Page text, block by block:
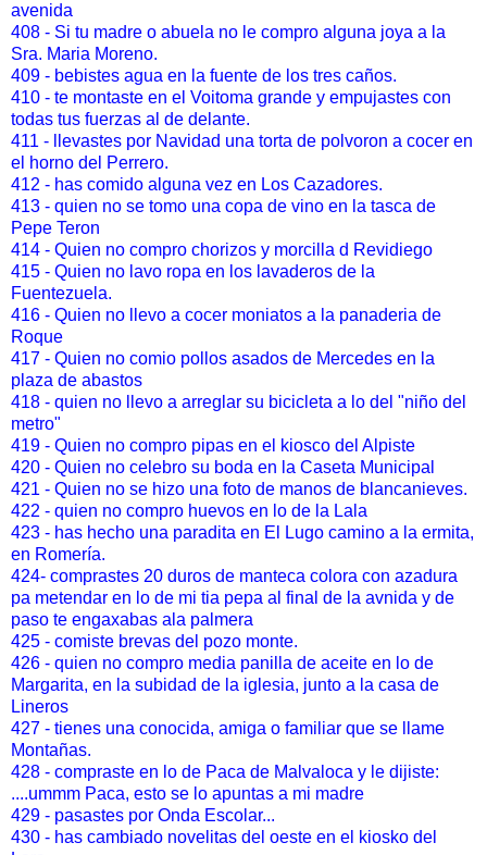
avenida
408 - Si tu madre o abuela no le compro alguna joya a la
Sra. Maria Moreno.
409 - bebistes agua en la fuente de los tres caños.
410 - te montaste en el Voitoma grande y empujastes con
todas tus fuerzas al de delante.
411 - llevastes por Navidad una torta de polvoron a cocer en
el horno del Perrero.
412 - has comido alguna vez en Los Cazadores.
413 - quien no se tomo una copa de vino en la tasca de
Pepe Teron
414 - Quien no compro chorizos y morcilla d Revidiego
415 - Quien no lavo ropa en los lavaderos de la
Fuentezuela.
416 - Quien no llevo a cocer moniatos a la panaderia de
Roque
417 - Quien no comio pollos asados de Mercedes en la
plaza de abastos
418 - quien no llevo a arreglar su bicicleta a lo del "niño del
metro"
419 - Quien no compro pipas en el kiosco del Alpiste
420 - Quien no celebro su boda en la Caseta Municipal
421 - Quien no se hizo una foto de manos de blancanieves.
422 - quien no compro huevos en lo de la Lala
423 - has hecho una paradita en El Lugo camino a la ermita,
en Romería.
424- comprastes 20 duros de manteca colora con azadura
pa metendar en lo de mi tia pepa al final de la avnida y de
paso te engaxabas ala palmera
425 - comiste brevas del pozo monte.
426 - quien no compro media panilla de aceite en lo de
Margarita, en la subidad de la iglesia, junto a la casa de
Lineros
427 - tienes una conocida, amiga o familiar que se llame
Montañas.
428 - compraste en lo de Paca de Malvaloca y le dijiste:
....ummm Paca, esto se lo apuntas a mi madre
429 - pasastes por Onda Escolar...
430 - has cambiado novelitas del oeste en el kiosko del